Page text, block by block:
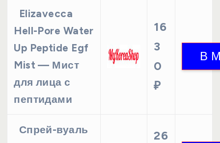
Elizavecca
Hell-Pore Water
Up Peptide Egf
Mist — Мист
для лица с
пептидами
16
3
0
₽
Спрей-вуаль
26